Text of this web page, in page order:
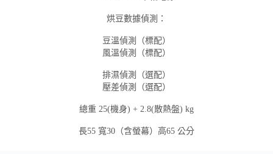
烘豆數據偵測：
豆溫偵測（標配）
風溫偵測（標配）
排濕偵測（選配）
壓差偵測（選配）
總重 25(機身) + 2.8(散熱盤) kg
長55 寬30（含螢幕）高65 公分